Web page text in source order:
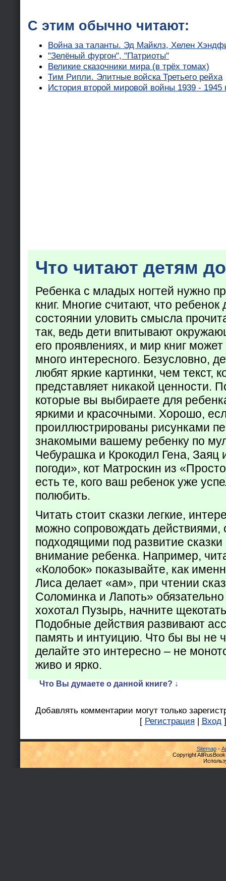
С этим обычно читают:
Война за таланты. Эд Майклз, Хелен
"Зелёный фургон", "Патриоты"
Великие сказочники мира (в трёх томах)
Тим Рипли. Элитные войска Третьего рейха
История второй мировой войны 1939 - 1945
Что читают детям
Ребенка с младых ногтей нужно
книг. Многие считают, что ребенок
состоянии уловить смысла
так, ведь дети впитывают
его проявлениях, и мир книг
много интересного. Безусловно,
любят яркие картинки, чем текст,
представляет никакой ценности.
которые вы выбираете для
яркими и красочными. Хорошо,
проиллюстрированы рисунками
знакомыми вашему ребенку по
Чебурашка и Крокодил Гена, Заяц
погоди», кот Матроскин из
есть те, кого ваш ребенок уже
полюбить.
Читать стоит сказки легкие,
можно сопровождать действиями,
подходящими под развитие
внимание ребенка. Например,
«Колобок» показывайте, как
Лиса делает «ам», при чтении
Соломинка и Лапоть»
хохотал Пузырь, начните
Подобные действия развивают
память и интуицию. Что бы вы не
делайте это интересно – не
живо и ярко.
Что Вы думаете о данной книге? ↓
Добавлять комментарии могут только
[ Регистрация | Вход ]
Sitemap-
Copyright